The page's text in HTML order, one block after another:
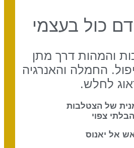
כול בעצמי
והמהות דרך מתן
החמלה והאנרגיה
לחלש.
של הצטלבות
צפוי
אל יאנוס